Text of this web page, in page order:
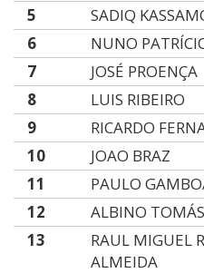
5
SADIQ
6
NUNO
7
JOSÉ PROENÇA
8
LUIS RIBEIRO
9
RICARDO
10
JOAO BRAZ
11
PAULO
12
ALBINO TOMÁS
13
RAUL MIGUEL
ALMEIDA